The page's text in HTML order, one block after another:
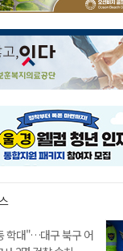
학대"…대구 북구 어